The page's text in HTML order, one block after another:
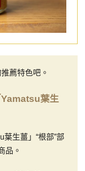
薦特色吧。
葉生
生薑」“根部”部
品。